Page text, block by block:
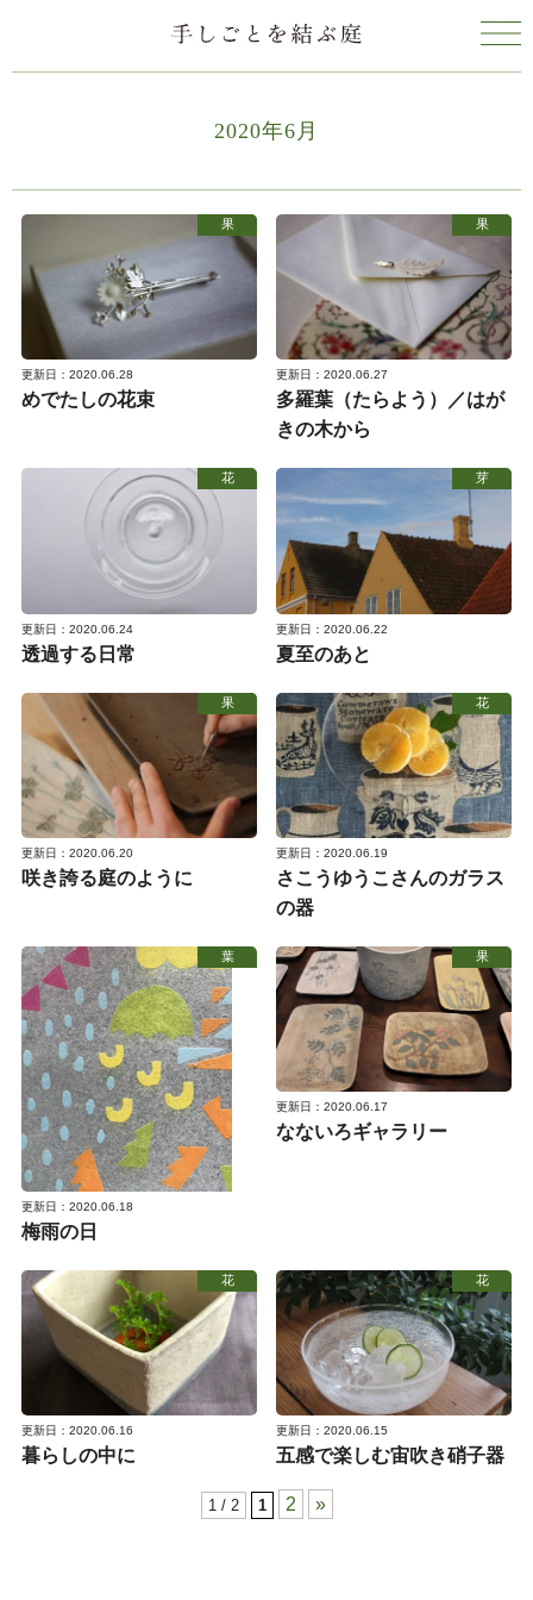
2020年6月
果
更新日：2020.06.28
めでたしの花束
果
更新日：2020.06.27
多羅葉（たらよう）／はが
きの木から
花
更新日：2020.06.24
透過する日常
芽
更新日：2020.06.22
夏至のあと
果
更新日：2020.06.20
咲き誇る庭のように
花
更新日：2020.06.19
さこうゆうこさんのガラス
の器
葉
更新日：2020.06.18
梅雨の日
果
更新日：2020.06.17
なないろギャラリー
花
更新日：2020.06.16
暮らしの中に
花
更新日：2020.06.15
五感で楽しむ宙吹き硝子器
1 / 2 1 2 »